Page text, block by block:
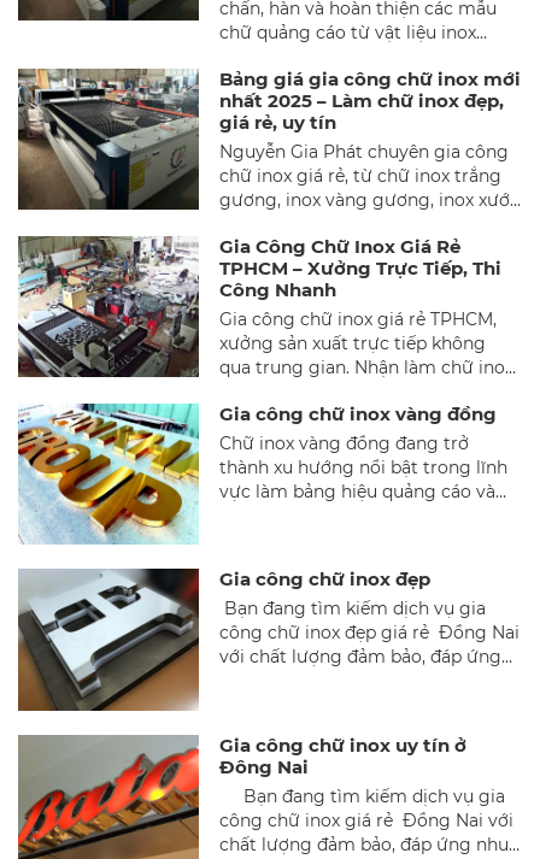
chấn, hàn và hoàn thiện các mẫu
chữ quảng cáo từ vật liệu inox
inox 304) để tạo ra chữ nổi, logo,
bảng quảng cáo có tính thẩm mĩ
cao cùng độ bền vượt trội. Trong
ngành quảng cáo hiện đại, gia
công chữ inox được coi là giải pháp
cao cấp, giúp doanh nghiệp nâng
Bảng giá gia công chữ inox mới
nhất 2025 – Làm chữ inox đẹp,
giá rẻ, uy tín
Nguyễn Gia Phát chuyên gia công
chữ inox giá rẻ, từ chữ inox trắng
gương, inox vàng gương, inox xước
phẩm được cắt bằng công nghệ
laser CNC, hàn thủ công tinh xảo,
mang lại độ bền vượt trội và thẩm
mỹ tinh tế.
Gia Công Chữ Inox Giá Rẻ
TPHCM – Xưởng Trực Tiếp, Thi
Công Nhanh
Gia công chữ inox giá rẻ TPHCM,
xưởng sản xuất trực tiếp không
qua trung gian. Nhận làm chữ inox
Báo giá nhanh 0973 127 282.
Gia công chữ inox vàng đồng
Chữ inox vàng đồng đang trở
thành xu hướng nổi bật trong lĩnh
vực làm bảng hiệu quảng cáo và
nhiều không gian và mục đích sử
dụng. Trong bài viết này, chúng ta
sẽ tìm hiểu chi tiết về chữ inox
vàng đồng, đặc biệt với hai loại vật
Gia công chữ inox đẹp
Bạn đang tìm kiếm dịch vụ gia
công chữ inox đẹp giá rẻ Đồng Nai
với chất lượng đảm bảo, đáp ứng
thành xu hướng nhờ vào tính thẩm
mỹ cao, độ bền vượt trội và mức
chi phí hợp lý. Trong bài viết này,
chúng tôi sẽ cung cấp đầy đủ
thông tin về quy trình, ứng dụng,
Gia công chữ inox uy tín ở
Đông Nai
Bạn đang tìm kiếm dịch vụ gia
công chữ inox giá rẻ Đồng Nai với
chất lượng đảm bảo, đáp ứng nhu